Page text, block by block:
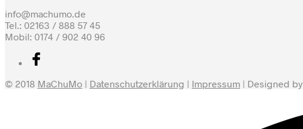
info@machumo.de
Tel.: 02163 / 888 57 45
Mobil: 0174 / 902 40 96
© 2018 MaChuMo | Datenschutzerklärung | Impressum | Designed by